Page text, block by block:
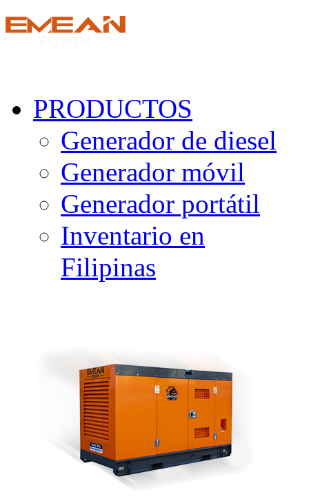
PRODUCTOS
Generador de diesel
Generador móvil
Generador portátil
Inventario en
Filipinas